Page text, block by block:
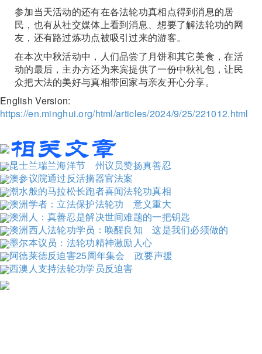
参加当天活动的还有在各法轮功真相点得到消息的居
民，也有从社交媒体上看到消息、想要了解法轮功的网
友，还有路过炼功点被吸引过来的游客。
在本次中秋活动中，人们品尝了月饼和其它美食，在活
动的最后，主办方还为来宾提供了一份中秋礼包，让民
众把大法的美好与真相带回家与亲友开心分享。
English Version:
https://en.minghui.org/html/articles/2024/9/25/221012.html
昆士兰瑞兰海洋节 州议员赞扬真善忍
澳参议院通过反活摘器官法案
潮水般的马拉松长跑者喜闻法轮功真相
澳洲学者：立法保护法轮功 意义重大
澳洲人：真善忍是解决世间难题的一把钥匙
澳洲西人法轮功学员：唤醒良知 这是我们必须做的
墨尔本议员：法轮功精神激励人心
阿德莱德反迫害25周年集会 政要声援
西澳人支持法轮功学员反迫害